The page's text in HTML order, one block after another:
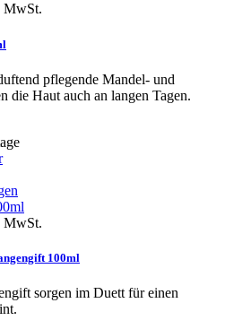
MwSt.
pflegende Mandel- und
die Haut auch an langen Tagen.
MwSt.
100ml
sorgen im Duett für einen